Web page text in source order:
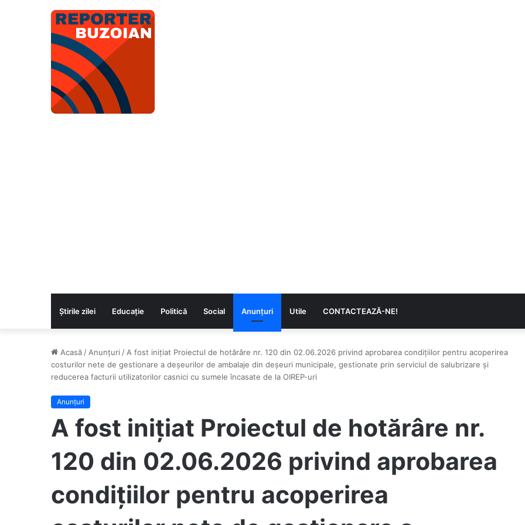
Știrile zilei Educaţie Politică Social Anunțuri Utile CONTACTEAZĂ-NE!
Acasă / Anunțuri / A fost inițiat Proiectul de hotărâre nr. 120 din 02.06.2026 privind aprobarea condițiilor pentru acoperirea
costurilor nete de gestionare a deșeurilor de ambalaje din deşeuri municipale, gestionate prin serviciul de salubrizare şi
reducerea facturii utilizatorilor casnici cu sumele încasate de la OIREP-uri
Anunțuri
A fost inițiat Proiectul de hotărâre nr.
120 din 02.06.2026 privind aprobarea
condițiilor pentru acoperirea